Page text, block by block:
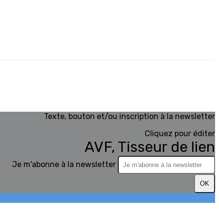
Texte, bouton et/ou inscription à la newsletter
Cliquez pour éditer
AVF, Tisseur de lien
Je m'abonne à la newsletter
OK